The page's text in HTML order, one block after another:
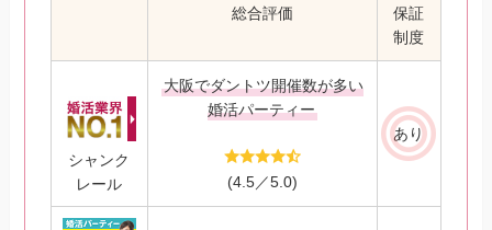
総合評価
保証
制度
シャンク
レール
大阪でダントツ開催数が多い
婚活パーティー
(4.5／5.0)
あり